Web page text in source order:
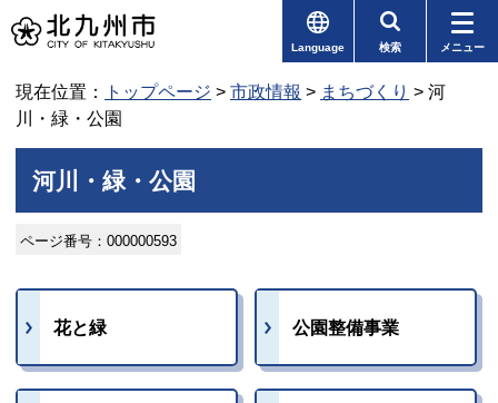
Language 検索 メニュー
現在位置： トップページ > 市政情報 > まちづくり > 河
川・緑・公園
河川・緑・公園
ページ番号：000000593
花と緑 公園整備事業